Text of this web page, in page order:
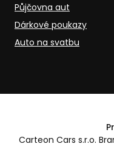
Půjčovna aut
Dárkové poukazy
Auto na svatbu
Carteon Cars s.r.o.